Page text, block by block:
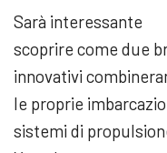
Sarà interessante
scoprire come due
innovativi
le proprie
sistemi di